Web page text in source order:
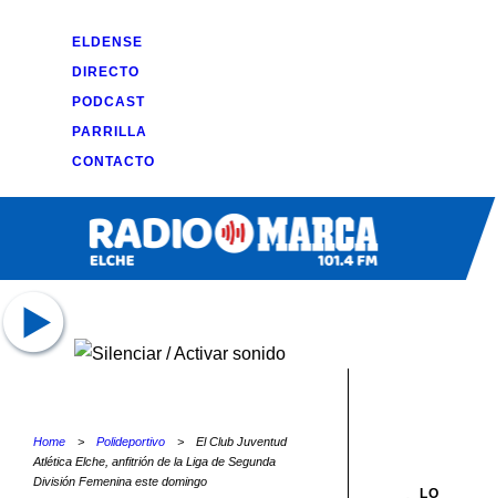
ELDENSE
DIRECTO
PODCAST
PARRILLA
CONTACTO
Home > Polideportivo >
El Club Juventud
Atlética Elche, anfitrión de la Liga de Segunda
División Femenina este domingo
LO